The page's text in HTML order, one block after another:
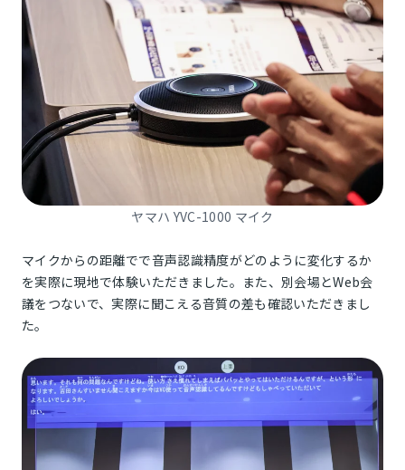
ヤマハ YVC-1000 マイク
マイクからの距離でで音声認識精度がどのように変化するか
を実際に現地で体験いただきました。また、別会場とWeb会
議をつないで、実際に聞こえる音質の差も確認いただきまし
た。